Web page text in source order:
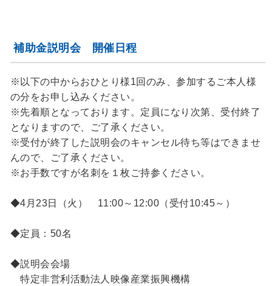
補助金説明会 開催日程
※以下の中からおひとり様1回のみ、参加するご本人様
の分をお申し込みください。
※先着順となっております。定員になり次第、受付終了
となりますので、ご了承ください。
※受付が終了した説明会のキャンセル待ち等はできませ
んので、ご了承ください。
※お手数ですが名刺を１枚ご持参ください。
◆4月23日（火） 11:00～12:00（受付10:45～）
◆定員：50名
◆説明会会場
特定非営利活動法人映像産業振興機構